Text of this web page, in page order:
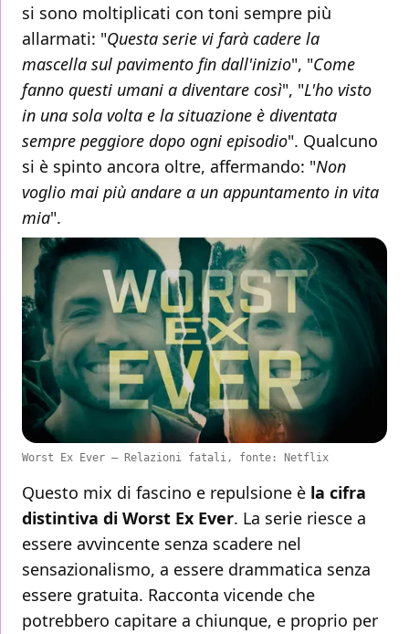
si sono moltiplicati con toni sempre più
allarmati: "Questa serie vi farà cadere la
mascella sul pavimento fin dall'inizio", "Come
fanno questi umani a diventare così", "L'ho visto
in una sola volta e la situazione è diventata
sempre peggiore dopo ogni episodio". Qualcuno
si è spinto ancora oltre, affermando: "Non
voglio mai più andare a un appuntamento in vita
mia".
Worst Ex Ever – Relazioni fatali, fonte: Netflix
Questo mix di fascino e repulsione è la cifra
distintiva di Worst Ex Ever. La serie riesce a
essere avvincente senza scadere nel
sensazionalismo, a essere drammatica senza
essere gratuita. Racconta vicende che
potrebbero capitare a chiunque, e proprio per